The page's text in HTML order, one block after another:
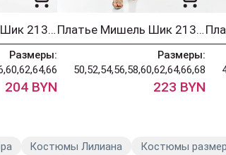
Платье Мишель Шик 2132-1 серый кварц
Размеры:
204 BYN
Платье Мишель Шик 2132-2 мокрый асфальт
Размеры:
50,52,54,56,58,60,62,64,66,68
223 BYN
Костюмы Лилиана Костюмы